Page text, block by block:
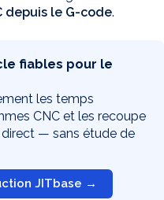
depuis le G-code.
fiables pour le
les temps
CNC et les recoupe
— sans étude de
JITbase →